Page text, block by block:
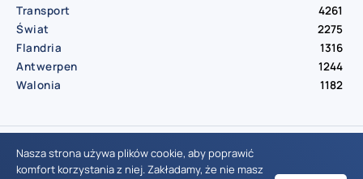
Transport
4261
Świat
2275
Flandria
1316
Antwerpen
1244
Walonia
1182
© Aktualnosci.be – All Right Reserved 2016-2026
Nasza strona używa plików cookie, aby poprawić
komfort korzystania z niej. Zakładamy, że nie masz